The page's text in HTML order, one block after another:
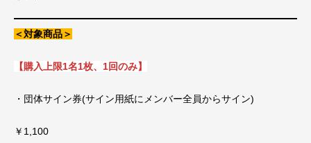
＜対象商品＞
【購入上限1名1枚、1回のみ】
・団体サイン券(サイン用紙にメンバー全員からサイン)
￥1,100